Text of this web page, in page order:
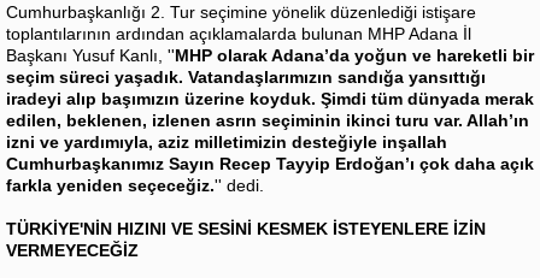
Cumhurbaşkanlığı 2. Tur seçimine yönelik düzenlediği istişare
toplantılarının ardından açıklamalarda bulunan MHP Adana İl
Başkanı Yusuf Kanlı, ''MHP olarak Adana’da yoğun ve hareketli bir
seçim süreci yaşadık. Vatandaşlarımızın sandığa yansıttığı
iradeyi alıp başımızın üzerine koyduk. Şimdi tüm dünyada merak
edilen, beklenen, izlenen asrın seçiminin ikinci turu var. Allah’ın
izni ve yardımıyla, aziz milletimizin desteğiyle inşallah
Cumhurbaşkanımız Sayın Recep Tayyip Erdoğan’ı çok daha açık
farkla yeniden seçeceğiz.'' dedi.
TÜRKİYE'NİN HIZINI VE SESİNİ KESMEK İSTEYENLERE İZİN
VERMEYECEĞİZ